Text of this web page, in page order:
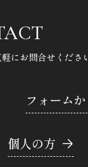
にお問合せくださ
フォーム
個人の方